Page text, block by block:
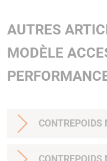
AUTRES
MODÈLE